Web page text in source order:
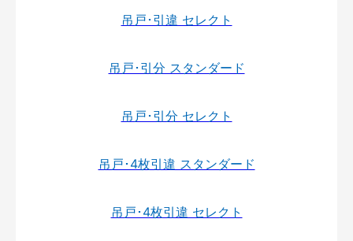
吊戸･引違 セレクト
吊戸･引分 スタンダード
吊戸･引分 セレクト
吊戸･4枚引違 スタンダード
吊戸･4枚引違 セレクト